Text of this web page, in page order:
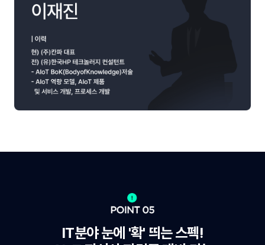
IT분야 눈에 '확' 띄는 스펙!